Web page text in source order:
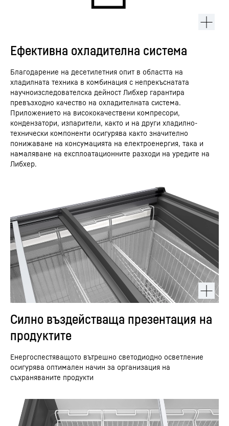
Ефективна охладителна система
Благодарение на десетилетния опит в областта на
хладилната техника в комбинация с непрекъснатата
научноизследователска дейност Либхер гарантира
превъзходно качество на охладителната система.
Приложението на висококачествени компресори,
кондензатори, изпарители, както и на други хладилно-
технически компоненти осигурява както значително
понижаване на консумацията на електроенергия, така и
намаляване на експлоатационните разходи на уредите на
Либхер.
Силно въздействаща презентация на
продуктите
Енергоспестяващото вътрешно светодиодно осветление
осигурява оптимален начин за организация на
съхраняваните продукти